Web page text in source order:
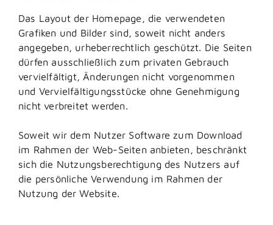
Das Layout der Homepage, die verwendeten
Grafiken und Bilder sind, soweit nicht anders
angegeben, urheberrechtlich geschützt. Die Seiten
dürfen ausschließlich zum privaten Gebrauch
vervielfältigt, Änderungen nicht vorgenommen
und Vervielfältigungsstücke ohne Genehmigung
nicht verbreitet werden.
Soweit wir dem Nutzer Software zum Download
im Rahmen der Web-Seiten anbieten, beschränkt
sich die Nutzungsberechtigung des Nutzers auf
die persönliche Verwendung im Rahmen der
Nutzung der Website.